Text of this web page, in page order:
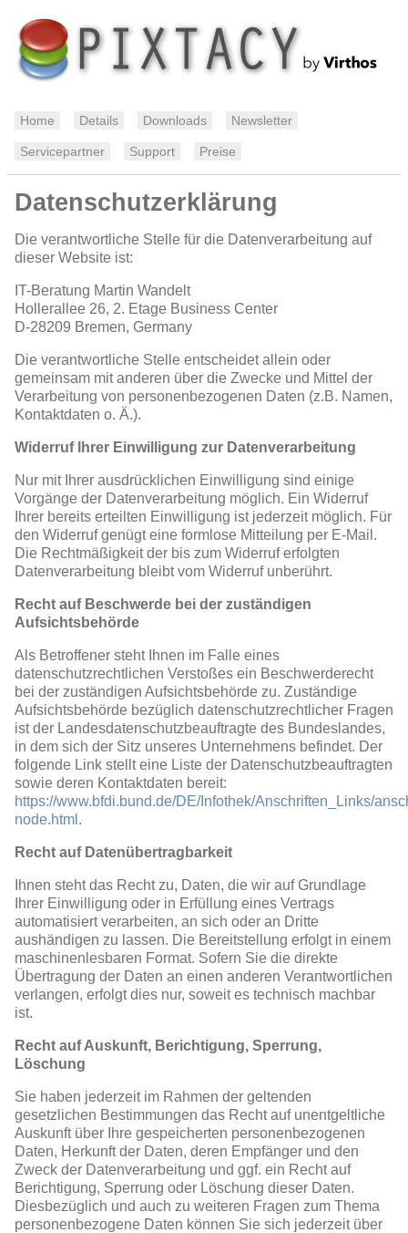
Home Details Downloads Newsletter
Servicepartner Support Preise
Datenschutzerklärung
Die verantwortliche Stelle für die Datenverarbeitung auf
dieser Website ist:
IT-Beratung Martin Wandelt
Hollerallee 26, 2. Etage Business Center
D-28209 Bremen, Germany
Die verantwortliche Stelle entscheidet allein oder
gemeinsam mit anderen über die Zwecke und Mittel der
Verarbeitung von personenbezogenen Daten (z.B. Namen,
Kontaktdaten o. Ä.).
Widerruf Ihrer Einwilligung zur Datenverarbeitung
Nur mit Ihrer ausdrücklichen Einwilligung sind einige
Vorgänge der Datenverarbeitung möglich. Ein Widerruf
Ihrer bereits erteilten Einwilligung ist jederzeit möglich. Für
den Widerruf genügt eine formlose Mitteilung per E-Mail.
Die Rechtmäßigkeit der bis zum Widerruf erfolgten
Datenverarbeitung bleibt vom Widerruf unberührt.
Recht auf Beschwerde bei der zuständigen
Aufsichtsbehörde
Als Betroffener steht Ihnen im Falle eines
datenschutzrechtlichen Verstoßes ein Beschwerderecht
bei der zuständigen Aufsichtsbehörde zu. Zuständige
Aufsichtsbehörde bezüglich datenschutzrechtlicher Fragen
ist der Landesdatenschutzbeauftragte des Bundeslandes,
in dem sich der Sitz unseres Unternehmens befindet. Der
folgende Link stellt eine Liste der Datenschutzbeauftragten
sowie deren Kontaktdaten bereit:
https://www.bfdi.bund.de/DE/Infothek/Anschriften_Links/
node.html .
Recht auf Datenübertragbarkeit
Ihnen steht das Recht zu, Daten, die wir auf Grundlage
Ihrer Einwilligung oder in Erfüllung eines Vertrags
automatisiert verarbeiten, an sich oder an Dritte
aushändigen zu lassen. Die Bereitstellung erfolgt in einem
maschinenlesbaren Format. Sofern Sie die direkte
Übertragung der Daten an einen anderen Verantwortlichen
verlangen, erfolgt dies nur, soweit es technisch machbar
ist.
Recht auf Auskunft, Berichtigung, Sperrung,
Löschung
Sie haben jederzeit im Rahmen der geltenden
gesetzlichen Bestimmungen das Recht auf unentgeltliche
Auskunft über Ihre gespeicherten personenbezogenen
Daten, Herkunft der Daten, deren Empfänger und den
Zweck der Datenverarbeitung und ggf. ein Recht auf
Berichtigung, Sperrung oder Löschung dieser Daten.
Diesbezüglich und auch zu weiteren Fragen zum Thema
personenbezogene Daten können Sie sich jederzeit über